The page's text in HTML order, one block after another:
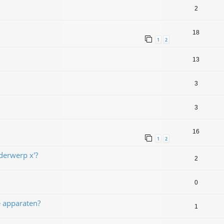
2
1 2
18
13
3
3
1 2
16
x'? 2
0
1